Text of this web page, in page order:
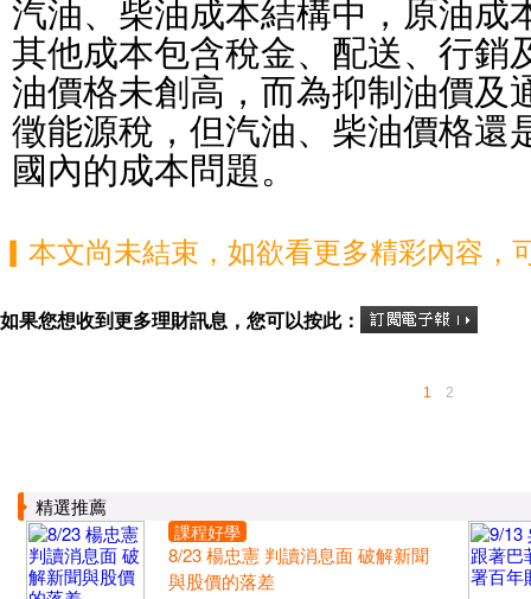
汽油、柴油成本結構中，原油成
其他成本包含稅金、配送、行銷
油價格未創高，而為抑制油價及
徵能源稅，但汽油、柴油價格還
國內的成本問題。
▎本文尚未結束，如欲看更多精彩內容，
如果您想收到更多理財訊息，您可以按此：
1 2
精選推薦
課程好學
8/23 楊忠憲 判讀消息面 破解新聞
與股價的落差